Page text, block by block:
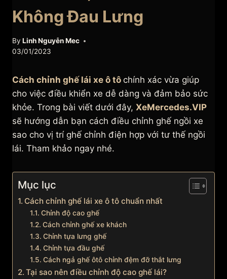
Không Đau Lưng
By Linh Nguyễn Mec
03/01/2023
Cách chỉnh ghế lái xe ô tô chính xác vừa giúp
cho việc điều khiển xe dễ dàng và đảm bảo sức
khỏe. Trong bài viết dưới đây, XeMercedes.VIP
sẽ hướng dẫn bạn cách điều chỉnh ghế ngồi xe
sao cho vị trí ghế chỉnh điện hợp với tư thế ngồi
lái. Tham khảo ngay nhé.
Mục lục
Cách chỉnh ghế lái xe ô tô chuẩn nhất
Chỉnh độ cao ghế
Cách chỉnh ghế xe khách
Chỉnh tựa lưng ghế
Chỉnh tựa đầu ghế
Cách ngả ghế ôtô chỉnh đệm đỡ thắt lưng
Tại sao nên điều chỉnh độ cao ghế lái?